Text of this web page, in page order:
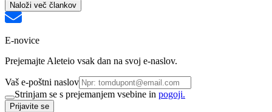
Naloži več člankov
E-novice
Prejemajte Aleteio vsak dan na svoj e-naslov.
Vaš e-poštni naslov
Strinjam se s prejemanjem vsebine in pogoji.
Prijavite se